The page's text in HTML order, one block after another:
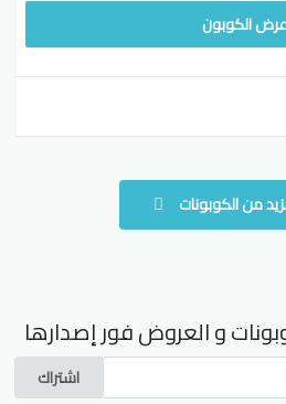
عرض الكوبون
من الكوبونات
و العروض فور إصدارها
اشتراك